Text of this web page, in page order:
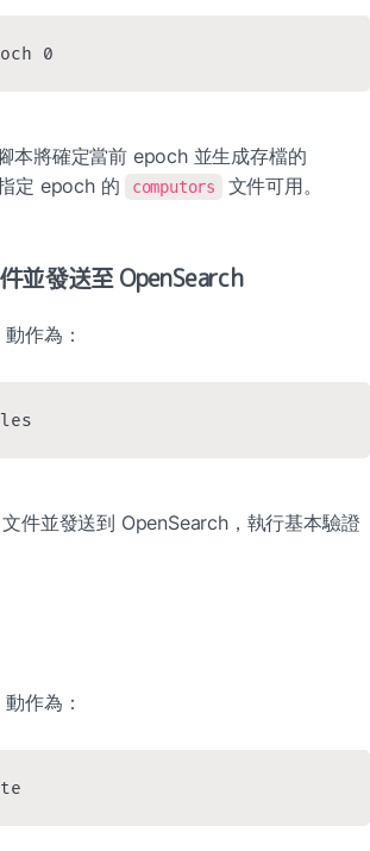
0
定 epoch 的 computors 文件可用。
並發送至 OpenSearch
作為：
文件並發送到 OpenSearch，執行基本驗證
作為：